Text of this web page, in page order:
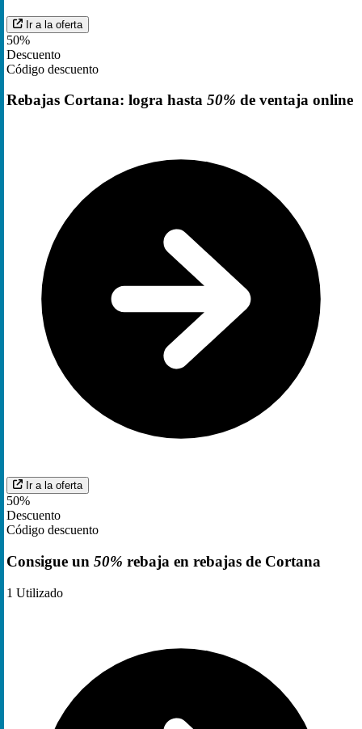
Ir a la oferta
50%
Descuento
Código descuento
Rebajas Cortana: logra hasta 50% de ventaja online
Ir a la oferta
50%
Descuento
Código descuento
Consigue un 50% rebaja en rebajas de Cortana
1 Utilizado